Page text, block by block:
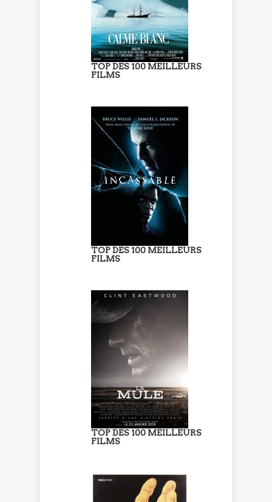
TOP DES 100 MEILLEURS
FILMS
TOP DES 100 MEILLEURS
FILMS
TOP DES 100 MEILLEURS
FILMS